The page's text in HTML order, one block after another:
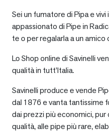
Sei un fumatore di Pipa e vivi
appassionato di Pipe in
te o per regalarla a un amico
Lo Shop online di Savinelli
qualità in tutt’Italia.
Savinelli produce e vende
dal 1876 e vanta tantissime
dai prezzi più economici, pur
qualità, alle pipe più rare,